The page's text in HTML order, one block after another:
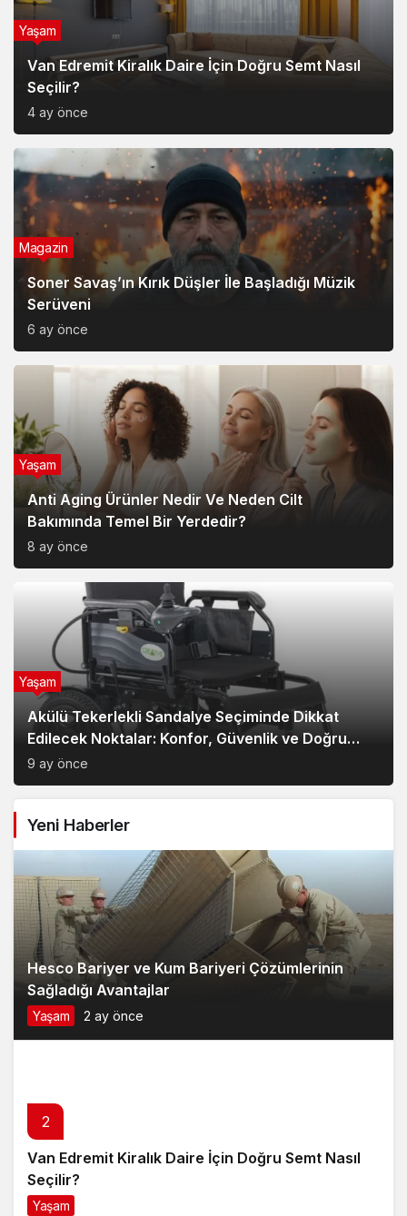
Van Edremit Kiralık Daire İçin Doğru Semt Nasıl
Seçilir?
4 ay önce
Soner Savaş’ın Kırık Düşler İle Başladığı Müzik
Serüveni
6 ay önce
Magazin
Anti Aging Ürünler Nedir Ve Neden Cilt
Bakımında Temel Bir Yerdedir?
8 ay önce
Yaşam
Akülü Tekerlekli Sandalye Seçiminde Dikkat
Edilecek Noktalar: Konfor, Güvenlik ve Doğru
Model Tercihi
9 ay önce
Yaşam
Yeni Haberler
Hesco Bariyer ve Kum Bariyeri Çözümlerinin
Sağladığı Avantajlar
Yaşam 2 ay önce
Van Edremit Kiralık Daire İçin Doğru Semt Nasıl
Seçilir?
Yaşam 4 ay önce